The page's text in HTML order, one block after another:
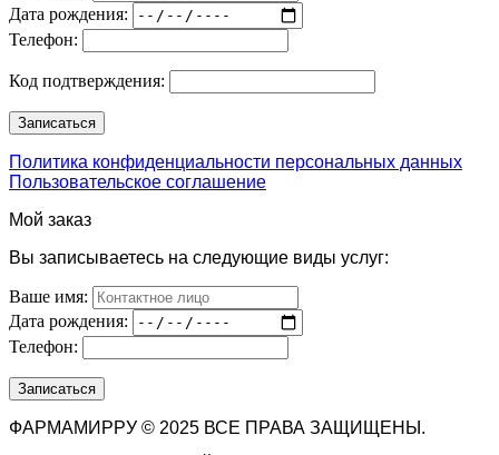
Дата рождения:
Телефон:
Код подтверждения:
Политика конфиденциальности персональных данных
Пользовательское соглашение
Мой заказ
Вы записываетесь на следующие виды услуг:
Ваше имя:
Дата рождения:
Телефон:
ФАРМАМИРРУ © 2025 ВСЕ ПРАВА ЗАЩИЩЕНЫ.